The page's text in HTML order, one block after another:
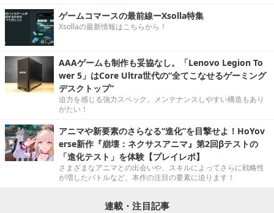
ゲームコマースの最前線ーXsolla特集
Xsollaの最新情報はこちらから！
AAAゲームも制作も妥協なし。「Lenovo Legion To
wer 5」はCore Ultra世代の“全てこなせるゲーミング
デスクトップ”
迫力を感じる強力スペック。メンテナンスしやすい構造もあり
がたい！
アニマや新要素のさらなる“進化”を目撃せよ！HoYov
erse新作『崩壊：ネクサスアニマ』第2回βテストの
「進化テスト」を体験【プレイレポ】
さまざまなアニマとの出会いや、スキルによってさらに戦略性
が増したバトルなど、本作の注目の要素に迫ります！
連載・注目記事